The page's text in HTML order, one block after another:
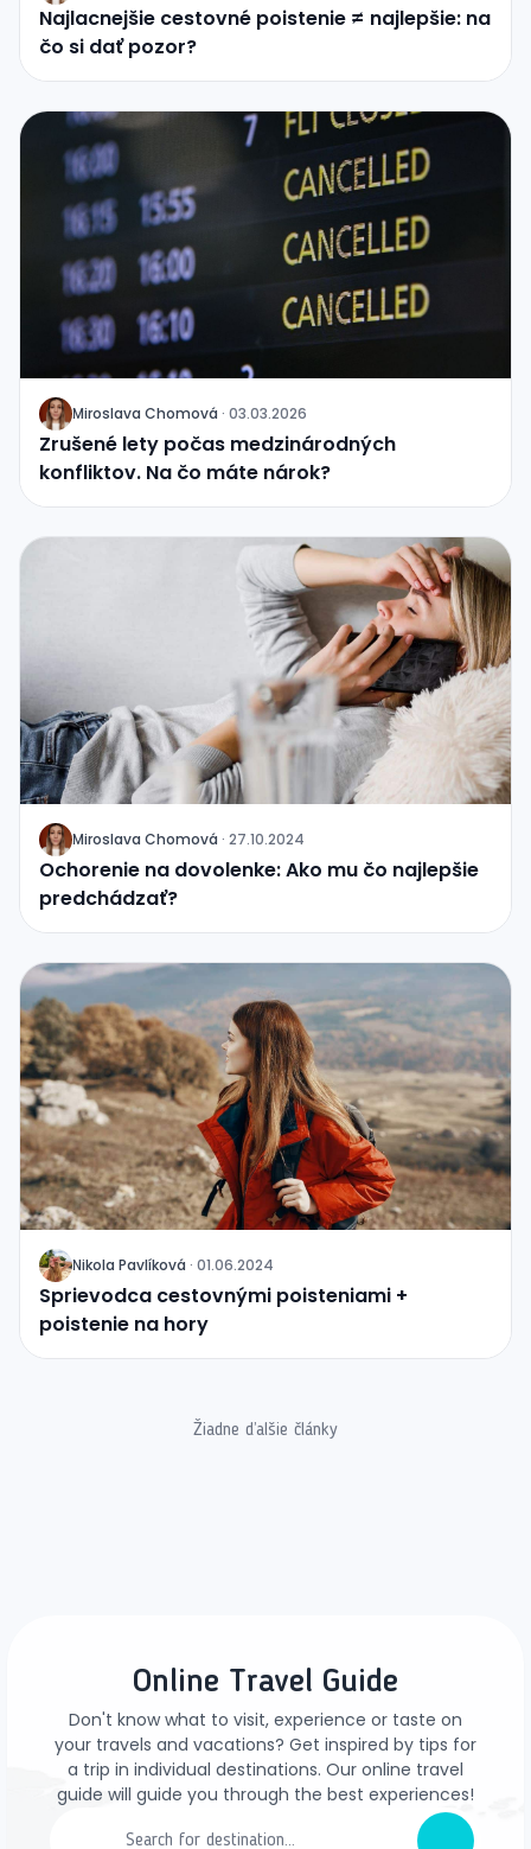
Najlacnejšie cestovné poistenie ≠ najlepšie: na
čo si dať pozor?
J Miroslava Chomová · 03.03.2026
Zrušené lety počas medzinárodných
konfliktov. Na čo máte nárok?
J Miroslava Chomová · 27.10.2024
Ochorenie na dovolenke: Ako mu čo najlepšie
predchádzať?
J Nikola Pavlíková · 01.06.2024
Sprievodca cestovnými poisteniami +
poistenie na hory
Žiadne ďalšie články
Online Travel Guide
Don't know what to visit, experience or taste on
your travels and vacations? Get inspired by tips for
a trip in individual destinations. Our online travel
guide will guide you through the best experiences!